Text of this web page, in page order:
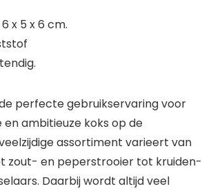
x 5 x 6 cm.
perfecte gebruikservaring voor
ambitieuze koks op de
assortiment varieert van
zout- en peperstrooier tot kruiden-
Daarbij wordt altijd veel